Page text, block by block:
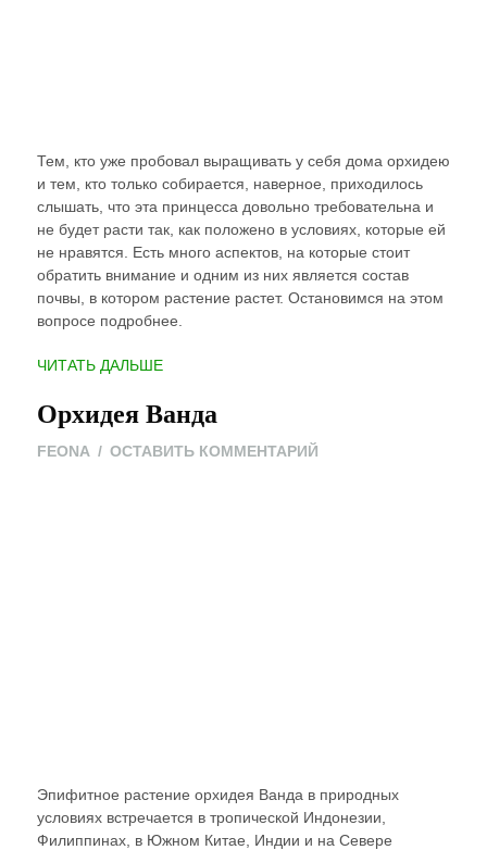
Тем, кто уже пробовал выращивать у себя дома орхидею
и тем, кто только собирается, наверное, приходилось
слышать, что эта принцесса довольно требовательна и
не будет расти так, как положено в условиях, которые ей
не нравятся. Есть много аспектов, на которые стоит
обратить внимание и одним из них является состав
почвы, в котором растение растет. Остановимся на этом
вопросе подробнее.
ЧИТАТЬ ДАЛЬШЕ“ПРАВИЛЬНАЯ
ДЛЯ
ОРХИДЕИ”
Орхидея Ванда
FEONA ОСТАВИТЬ КОММЕНТАРИЙON
Эпифитное растение орхидея Ванда в природных
условиях встречается в тропической Индонезии,
Филиппинах, в Южном Китае, Индии и на Севере